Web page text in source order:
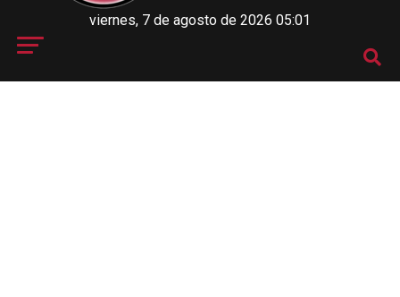
viernes, 7 de agosto de 2026 05:01